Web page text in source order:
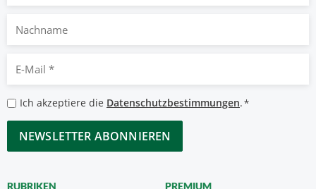
Nachname
Mail
*
Datenschutzbestimmungen
*
Ich akzeptiere die Datenschutzbestimmungen.*
CAPTCHA
RUBRIKEN PREMIUM